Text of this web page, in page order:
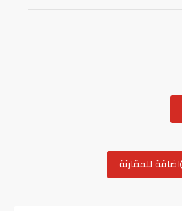
اضافة للمقارنة